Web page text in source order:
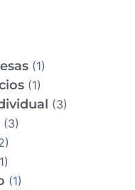
(1)
(1)
(3)
(3)
(1)